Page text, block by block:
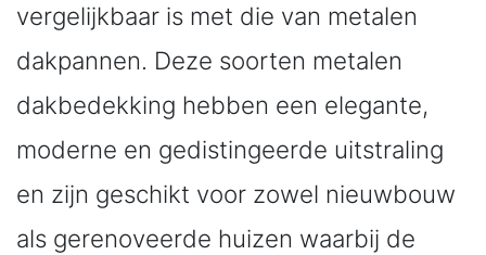
vergelijkbaar is met die van metalen
dakpannen. Deze soorten metalen
dakbedekking hebben een elegante,
moderne en gedistingeerde uitstraling
en zijn geschikt voor zowel nieuwbouw
als gerenoveerde huizen waarbij de